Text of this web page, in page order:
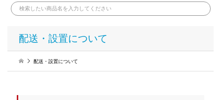
配送・設置について
配送・設置について